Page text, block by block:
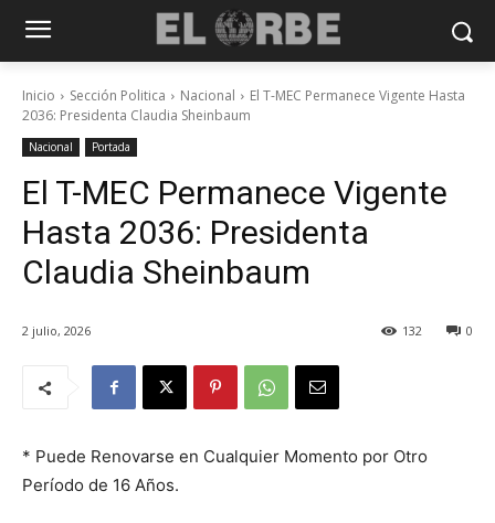
Inicio Sección Politica Nacional
El T-MEC Permanece Vigente Hasta
2036: Presidenta Claudia Sheinbaum
Nacional Portada
El T-MEC Permanece Vigente
Hasta 2036: Presidenta
Claudia Sheinbaum
2 julio, 2026 0
132
* Puede Renovarse en Cualquier Momento por Otro
Período de 16 Años.